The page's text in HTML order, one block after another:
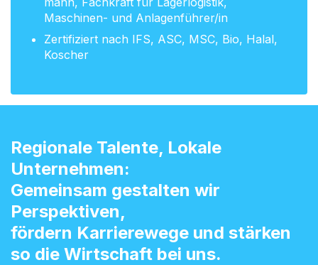
Maschinen- und Anlagenführer/in
Zertifiziert nach IFS, ASC, MSC, Bio, Halal,
Koscher
Regionale Talente, Lokale
Unternehmen:
Gemeinsam gestalten wir
Perspektiven,
fördern Karrierewege und stärken
so die Wirtschaft bei uns.